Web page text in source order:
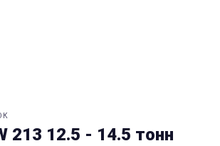
213 12.5 - 14.5 тонн